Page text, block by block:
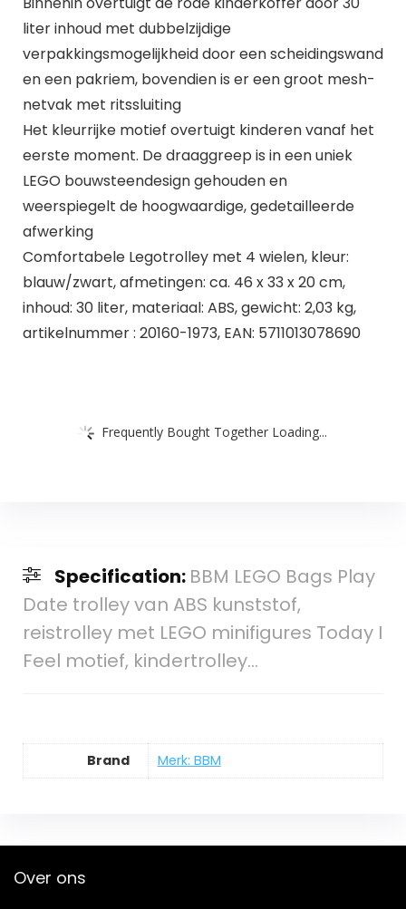
liter inhoud met dubbelzijdige
verpakkingsmogelijkheid door een scheidingswand
en een pakriem, bovendien is er een groot mesh-
netvak met ritssluiting
Het kleurrijke motief overtuigt kinderen vanaf het
eerste moment. De draaggreep is in een uniek
LEGO bouwsteendesign gehouden en
weerspiegelt de hoogwaardige, gedetailleerde
afwerking
Comfortabele Legotrolley met 4 wielen, kleur:
blauw/zwart, afmetingen: ca. 46 x 33 x 20 cm,
inhoud: 30 liter, materiaal: ABS, gewicht: 2,03 kg,
artikelnummer : 20160-1973, EAN: 5711013078690
Frequently Bought Together Loading...
Specification: BBM LEGO Bags Play
Date trolley van ABS kunststof,
reistrolley met LEGO minifigures Today I
Feel motief, kindertrolley…
Brand Merk: BBM
Over ons